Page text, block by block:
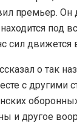
премьер. Он
под
сил движется
о так
с другими
и другое